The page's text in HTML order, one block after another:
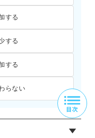
する
する
する
らない